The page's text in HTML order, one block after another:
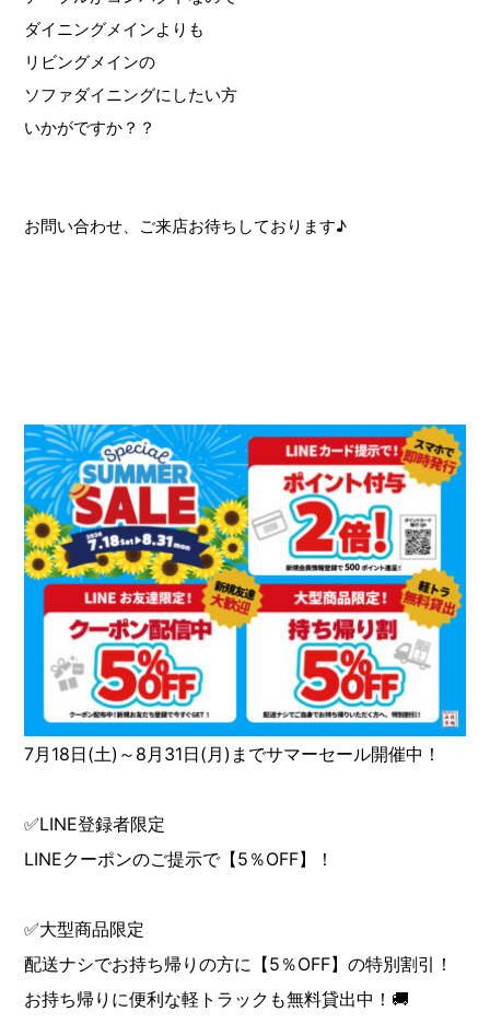
ダイニングメインよりも
リビングメインの
ソファダイニングにしたい方
いかがですか？？
お問い合わせ、ご来店お待ちしております♪
7月18日(土)～8月31日(月)までサマーセール開催中！
✅LINE登録者限定
LINEクーポンのご提示で【5％OFF】！
✅大型商品限定
配送ナシでお持ち帰りの方に【5％OFF】の特別割引！
お持ち帰りに便利な軽トラックも無料貸出中！🚚